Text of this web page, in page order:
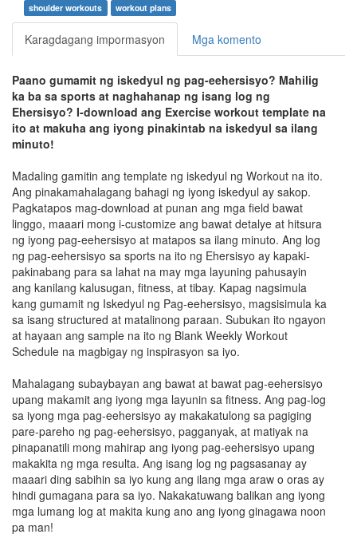
shoulder workouts
workout plans
Karagdagang impormasyon Mga komento
Paano gumamit ng iskedyul ng pag-eehersisyo? Mahilig
ka ba sa sports at naghahanap ng isang log ng
Ehersisyo? I-download ang Exercise workout template na
ito at makuha ang iyong pinakintab na iskedyul sa ilang
minuto!
Madaling gamitin ang template ng iskedyul ng Workout na ito.
Ang pinakamahalagang bahagi ng iyong iskedyul ay sakop.
Pagkatapos mag-download at punan ang mga field bawat
linggo, maaari mong i-customize ang bawat detalye at hitsura
ng iyong pag-eehersisyo at matapos sa ilang minuto. Ang log
ng pag-eehersisyo sa sports na ito ng Ehersisyo ay kapaki-
pakinabang para sa lahat na may mga layuning pahusayin
ang kanilang kalusugan, fitness, at tibay. Kapag nagsimula
kang gumamit ng Iskedyul ng Pag-eehersisyo, magsisimula ka
sa isang structured at matalinong paraan. Subukan ito ngayon
at hayaan ang sample na ito ng Blank Weekly Workout
Schedule na magbigay ng inspirasyon sa iyo.
Mahalagang subaybayan ang bawat at bawat pag-eehersisyo
upang makamit ang iyong mga layunin sa fitness. Ang pag-log
sa iyong mga pag-eehersisyo ay makakatulong sa pagiging
pare-pareho ng pag-eehersisyo, pagganyak, at matiyak na
pinapanatili mong mahirap ang iyong pag-eehersisyo upang
makakita ng mga resulta. Ang isang log ng pagsasanay ay
maaari ding sabihin sa iyo kung ang ilang mga araw o oras ay
hindi gumagana para sa iyo. Nakakatuwang balikan ang iyong
mga lumang log at makita kung ano ang iyong ginagawa noon
pa man!